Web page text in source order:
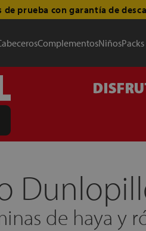
de prueba con garantía de
ComplementosNiños
de haya y